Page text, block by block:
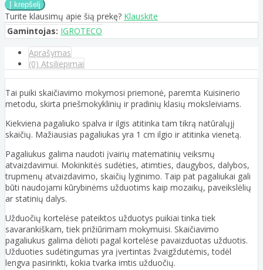
Turite klausimų apie šią prekę? Klauskite
Gamintojas: IGROTECO
Aprašymas
(0) Atsiliepimai
Tai puiki skaičiavimo mokymosi priemonė, paremta Kuisinerio
metodu, skirta priešmokyklinių ir pradinių klasių moksleiviams.
Kiekviena pagaliuko spalva ir ilgis atitinka tam tikrą natūralųjį
skaičių. Mažiausias pagaliukas yra 1 cm ilgio ir atitinka vienetą.
Pagaliukus galima naudoti įvairių matematinių veiksmų
atvaizdavimui. Mokinkitės sudėties, atimties, daugybos, dalybos,
trupmenų atvaizdavimo, skaičių lyginimo. Taip pat pagaliukai gali
būti naudojami kūrybinėms užduotims kaip mozaikų, paveikslėlių
ar statinių dalys.
Užduočių kortelėse pateiktos užduotys puikiai tinka tiek
savarankiškam, tiek prižiūrimam mokymuisi. Skaičiavimo
pagaliukus galima dėlioti pagal kortelėse pavaizduotas užduotis.
Užduoties sudėtingumas yra įvertintas žvaigždutėmis, todėl
lengva pasirinkti, kokia tvarka imtis užduočių.